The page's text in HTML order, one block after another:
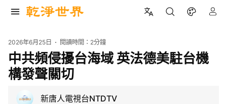
2026年6月25日 閱讀時間： 2分鐘
中共頻侵擾台海域 英法德美駐台機
構發聲關切
新唐人電視台NTDTV